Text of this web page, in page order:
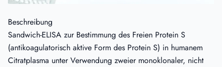
Beschreibung
Sandwich-ELISA zur Bestimmung des Freien Protein S
(antikoagulatorisch aktive Form des Protein S) in humanem
Citratplasma unter Verwendung zweier monoklonaler, nicht